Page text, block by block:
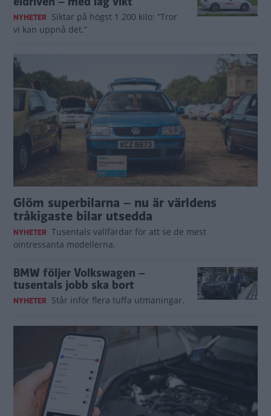
NYHETER Siktar på högst 1 200 kilo: ”Tror
vi kan uppnå det.”
Glöm superbilarna – nu är världens
tråkigaste bilar utsedda
NYHETER Tusentals vallfärdar för att se de mest
ointressanta modellerna.
BMW följer Volkswagen –
tusentals jobb ska bort
NYHETER Står inför flera tuffa utmaningar.